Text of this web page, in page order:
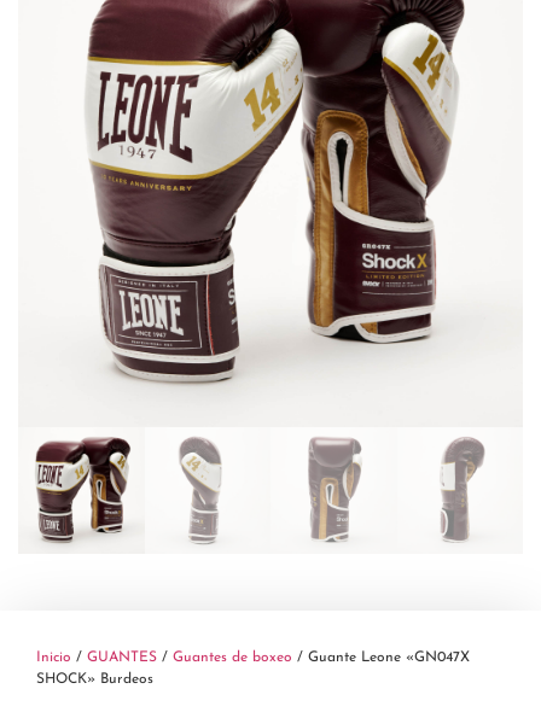
Inicio / GUANTES / Guantes de boxeo / Guante Leone «GN047X
SHOCK» Burdeos